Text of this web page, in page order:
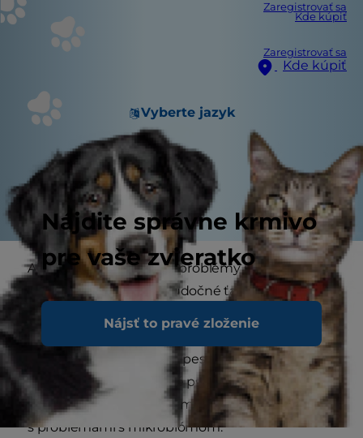
Zaregistrovať sa
Kde kúpiť
Zaregistrovať sa
Kde kúpiť
Vyberte jazyk
Nájdite správne krmivo
pre vaše zvieratko
Nájsť to pravé zloženie
Ak mal váš pes niekedy problémy s trávením,
určite nie ste jediní. Žalúdočné ťažkosti, ako je
Často ide o jednorazové prípady, ktoré sa vyriešia
samy od seba, napríklad pes prehrabáva
odpadkový kôš, niektoré psi však trpia
opakujúcimi sa ťažkosťami, ktoré môžu súvisieť
s problémami s mikrobiómom.